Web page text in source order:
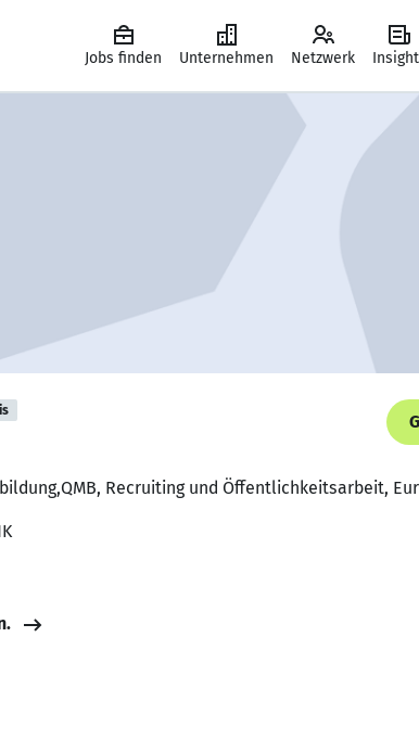
Jobs finden Unternehmen Netzwerk
Recruiting und Öffentlichkeitsarbeit,